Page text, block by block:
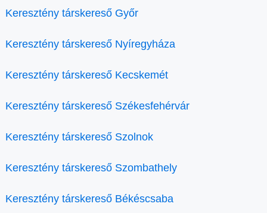
Keresztény társkereső Győr
Keresztény társkereső Nyíregyháza
Keresztény társkereső Kecskemét
Keresztény társkereső Székesfehérvár
Keresztény társkereső Szolnok
Keresztény társkereső Szombathely
Keresztény társkereső Békéscsaba